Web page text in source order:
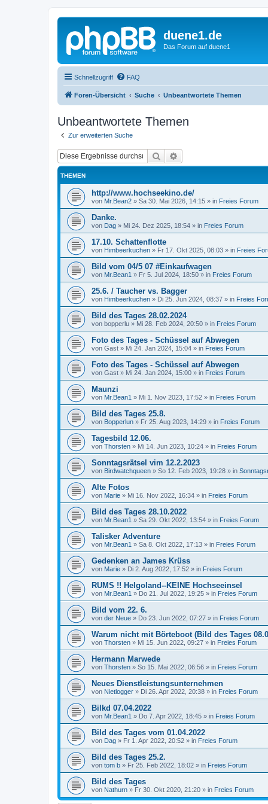
duene1.de
Das Forum auf duene1
Schnellzugriff FAQ
Foren-Übersicht Suche Unbeantwortete Themen
Unbeantwortete Themen
Zur erweiterten Suche
Suche
THEMEN
http://www.hochseekino.de/
von Mr.Bean2 » Sa 30. Mai 2026, 14:15 » in Freies Forum
Danke.
von Dag » Mi 24. Dez 2025, 18:54 » in Freies Forum
17.10. Schattenflotte
von Himbeerkuchen » Fr 17. Okt 2025, 08:03 » in Freies
Bild vom 04/5 07 #Einkaufwagen
von Mr.Bean1 » Fr 5. Jul 2024, 18:50 » in Freies Forum
25.6. / Taucher vs. Bagger
von Himbeerkuchen » Di 25. Jun 2024, 08:37 » in Freies
Bild des Tages 28.02.2024
von bopperlu » Mi 28. Feb 2024, 20:50 » in Freies Forum
Foto des Tages - Schüssel auf Abwegen
von Gast » Mi 24. Jan 2024, 15:04 » in Freies Forum
Foto des Tages - Schüssel auf Abwegen
von Gast » Mi 24. Jan 2024, 15:00 » in Freies Forum
Maunzi
von Mr.Bean1 » Mi 1. Nov 2023, 17:52 » in Freies Forum
Bild des Tages 25.8.
von Bopperlun » Fr 25. Aug 2023, 14:29 » in Freies Forum
Tagesbild 12.06.
von Thorsten » Mi 14. Jun 2023, 10:24 » in Freies Forum
Sonntagsrätsel vim 12.2.2023
von Birdwatchqueen » So 12. Feb 2023, 19:28 » in
Alte Fotos
von Marie » Mi 16. Nov 2022, 16:34 » in Freies Forum
Bild des Tages 28.10.2022
von Mr.Bean1 » Sa 29. Okt 2022, 13:54 » in Freies Forum
Talisker Adventure
von Mr.Bean1 » Sa 8. Okt 2022, 17:13 » in Freies Forum
Gedenken an James Krüss
von Marie » Di 2. Aug 2022, 17:52 » in Freies Forum
RUMS !! Helgoland--KEINE Hochseeinsel
von Mr.Bean1 » Do 21. Jul 2022, 19:25 » in Freies Forum
Bild vom 22. 6.
von der Neue » Do 23. Jun 2022, 07:27 » in Freies Forum
Warum nicht mit Börteboot (Bild des Tages
von Thorsten » Mi 15. Jun 2022, 09:27 » in Freies Forum
Hermann Marwede
von Thorsten » So 15. Mai 2022, 06:56 » in Freies Forum
Neues Dienstleistungsunternehmen
von Nietlogger » Di 26. Apr 2022, 20:38 » in Freies Forum
Bilkd 07.04.2022
von Mr.Bean1 » Do 7. Apr 2022, 18:45 » in Freies Forum
Bild des Tages vom 01.04.2022
von Dag » Fr 1. Apr 2022, 20:52 » in Freies Forum
Bild des Tages 25.2.
von tom b » Fr 25. Feb 2022, 18:02 » in Freies Forum
Bild des Tages
von Nathurn » Fr 30. Okt 2020, 21:20 » in Freies Forum